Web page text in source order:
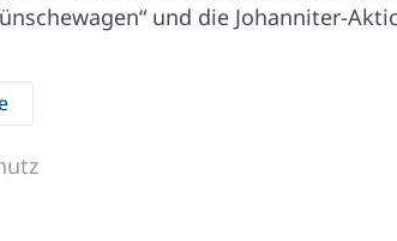
und die Johanniter-